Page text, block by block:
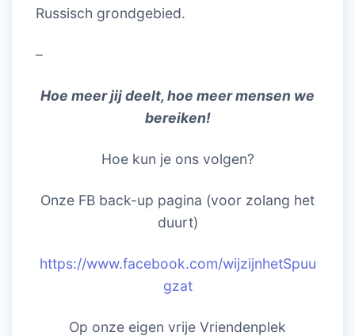
Russisch grondgebied.
–
Hoe meer jij deelt, hoe meer mensen we
bereiken!
Hoe kun je ons volgen?
Onze FB back-up pagina (voor zolang het
duurt)
https://www.facebook.com/wijzijnhetSpuu
gzat
Op onze eigen vrije Vriendenplek